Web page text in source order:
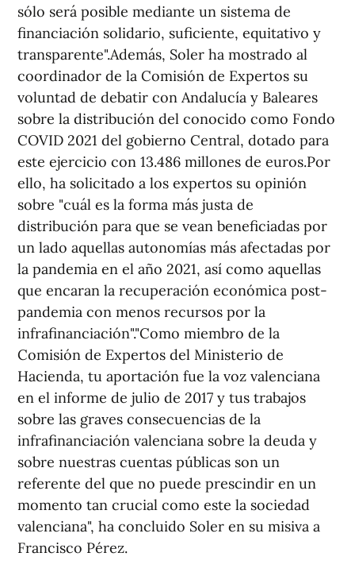
sólo será posible mediante un sistema de
financiación solidario, suficiente, equitativo y
transparente".Además, Soler ha mostrado al
coordinador de la Comisión de Expertos su
voluntad de debatir con Andalucía y Baleares
sobre la distribución del conocido como Fondo
COVID 2021 del gobierno Central, dotado para
este ejercicio con 13.486 millones de euros.Por
ello, ha solicitado a los expertos su opinión
sobre "cuál es la forma más justa de
distribución para que se vean beneficiadas por
un lado aquellas autonomías más afectadas por
la pandemia en el año 2021, así como aquellas
que encaran la recuperación económica post-
pandemia con menos recursos por la
infrafinanciación"."Como miembro de la
Comisión de Expertos del Ministerio de
Hacienda, tu aportación fue la voz valenciana
en el informe de julio de 2017 y tus trabajos
sobre las graves consecuencias de la
infrafinanciación valenciana sobre la deuda y
sobre nuestras cuentas públicas son un
referente del que no puede prescindir en un
momento tan crucial como este la sociedad
valenciana", ha concluido Soler en su misiva a
Francisco Pérez.